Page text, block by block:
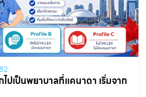
ปเป็นพยาบาลที่แคนาดา เริ่มจาก